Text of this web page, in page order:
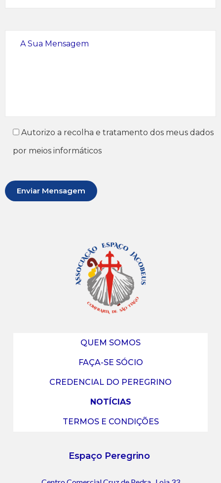
Autorizo a recolha e tratamento dos meus dados
por meios informáticos
QUEM SOMOS
FAÇA-SE SÓCIO
CREDENCIAL DO PEREGRINO
NOTÍCIAS
TERMOS E CONDIÇÕES
Espaço Peregrino